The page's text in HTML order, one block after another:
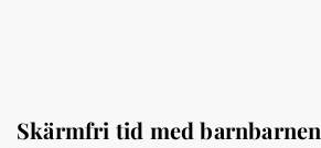
Skärmfri tid med barnbarnen